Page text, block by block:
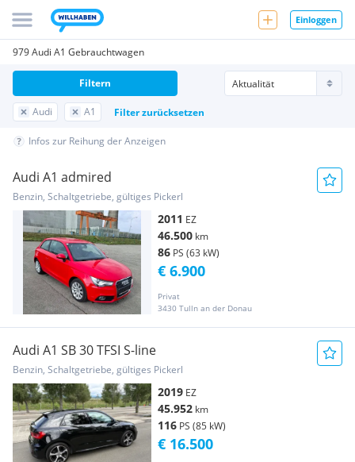
Einloggen
979 Audi A1 Gebrauchtwagen
Audi A1 Filter zurücksetzen
Filtern
Infos zur Reihung der Anzeigen
Audi A1 admired
Benzin, Schaltgetriebe, gültiges Pickerl
2011 EZ
46.500 km
86 PS (63 kW)
Privat
3430 Tulln an der Donau
€ 6.900
Audi A1 SB 30 TFSI S-line
Benzin, Schaltgetriebe, gültiges Pickerl
2019 EZ
45.952 km
116 PS (85 kW)
€ 16.500